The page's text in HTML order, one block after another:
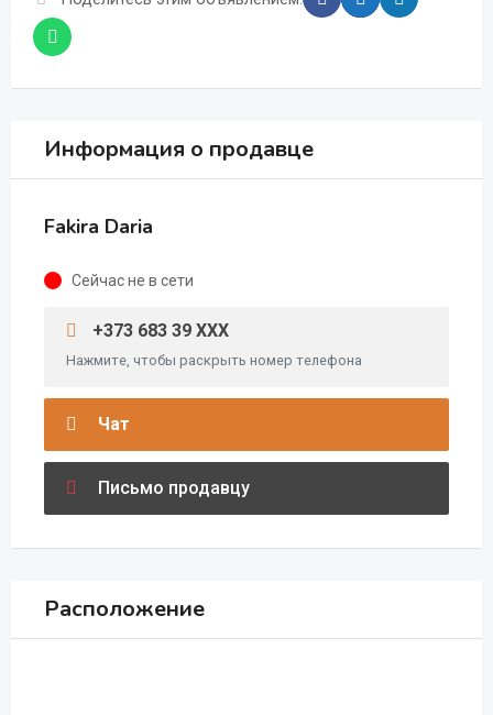
Информация о продавце
Fakira Daria
Сейчас не в сети
+373 683 39 XXX
Нажмите, чтобы раскрыть номер телефона
Чат
Письмо продавцу
Расположение